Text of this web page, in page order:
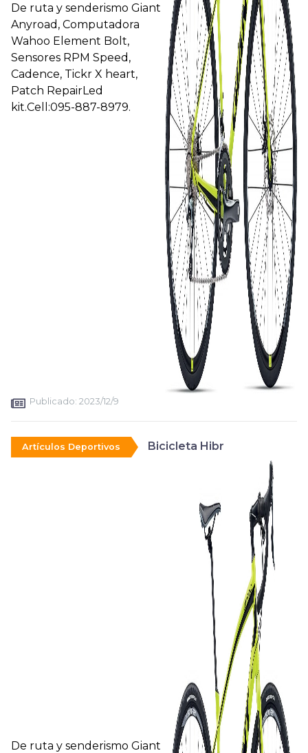
De ruta y senderismo Giant
Anyroad, Computadora
Wahoo Element Bolt,
Sensores RPM Speed,
Cadence, Tickr X heart,
Patch RepairLed
kit.Cell:095-887-8979.
Publicado: 2023/12/9
Artículos Deportivos Bicicleta Hibr
De ruta y senderismo Giant